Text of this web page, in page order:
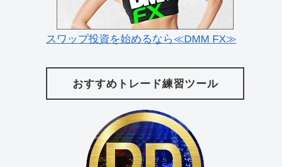
スワップ投資を始めるなら≪DMM FX≫
おすすめトレード練習ツール